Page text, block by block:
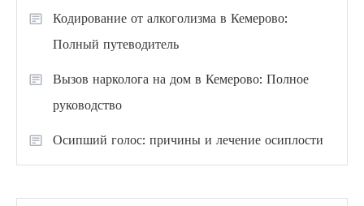
Кодирование от алкоголизма в Кемерово:
Полный путеводитель
Вызов нарколога на дом в Кемерово: Полное
руководство
Осипший голос: причины и лечение осиплости